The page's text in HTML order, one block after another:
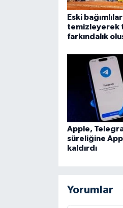
Eski
temizleyerek
farkındalık
Apple,
süreliğine
kaldırdı
Yorumlar
Gümüşhane Müftülüğü
Hakkari Müftülüğü
Hatay Müftülüğü
Iğdır Müftülüğü
Isparta Müftülüğü
İstanbul Müftülüğü
Kahramanmaraş